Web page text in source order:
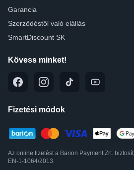
Garancia
Szerződéstől való elállás
SmartDiscount SK
Kövess minket!
Fizetési módok
Az online fizetést a Barion Payment Zrt.
EN-1-1064/2013